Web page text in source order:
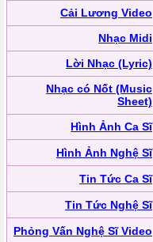
Cải Lương Video
Nhạc Midi
Lời Nhạc (Lyric)
Nhạc có Nốt (Music
Sheet)
Hình Ảnh Ca Sĩ
Hình Ảnh Nghệ Sĩ
Tin Tức Ca Sĩ
Tin Tức Nghệ Sĩ
Phỏng Vấn Nghệ Sĩ Video